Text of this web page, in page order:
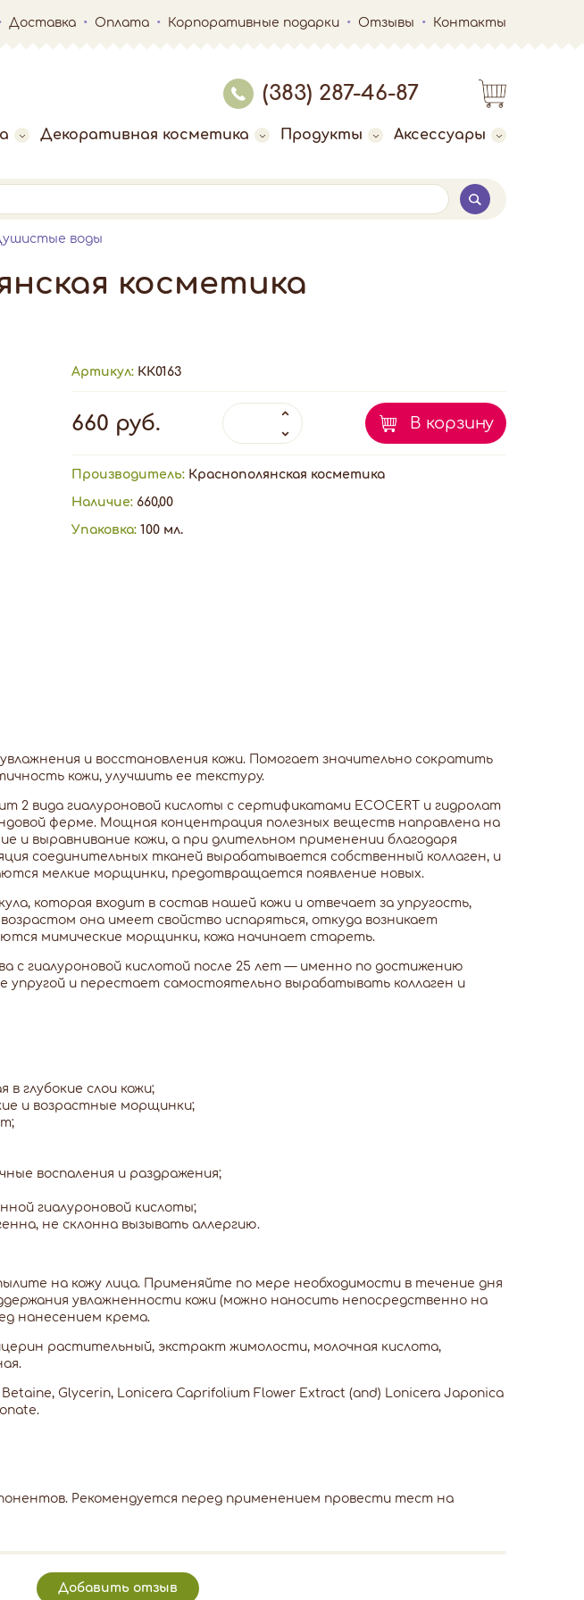
Доставка Оплата Корпоративные подарки Отзывы Контакты
(383) 287-46-87
Декоративная косметика Продукты Аксессуары
воды
косметика
Артикул:КК0163
660 руб. В корзину
Производитель: Краснополянская косметика
Наличие:660,00
Упаковка:100 мл.
и восстановления кожи. Помогает значительно сократить
кожи, улучшить ее текстуру.
2 вида гиалуроновой кислоты с сертификатами ECOCERT и гидролат
ферме. Мощная концентрация полезных веществ направлена на
и выравнивание кожи, а при длительном применении благодаря
соединительных тканей вырабатывается собственный коллаген, и
мелкие морщинки, предотвращается появление новых.
которая входит в состав нашей кожи и отвечает за упругость,
она имеет свойство испаряться, откуда возникает
мимические морщинки, кожа начинает стареть.
с гиалуроновой кислотой после 25 лет — именно по достижению
упругой и перестает самостоятельно вырабатывать коллаген и
глубокие слои кожи;
и возрастные морщинки;
воспаления и раздражения;
гиалуроновой кислоты;
не склонна вызывать аллергию.
на кожу лица. Применяйте по мере необходимости в течение дня
увлажненности кожи (можно наносить непосредственно на
нанесением крема.
растительный, экстракт жимолости, молочная кислота,
Glycerin, Lonicera Caprifolium Flower Extract (and) Lonicera Japonica
Рекомендуется перед применением провести тест на
Добавить отзыв